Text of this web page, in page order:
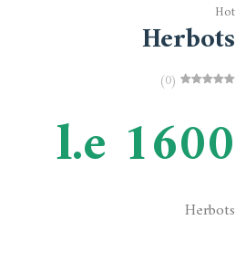
Hot
Herbots
(0)
l.e 1600
Herbots